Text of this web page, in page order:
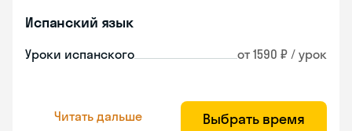
Испанский язык
Уроки испанского от 1590 ₽ / урок
Читать дальше Выбрать время